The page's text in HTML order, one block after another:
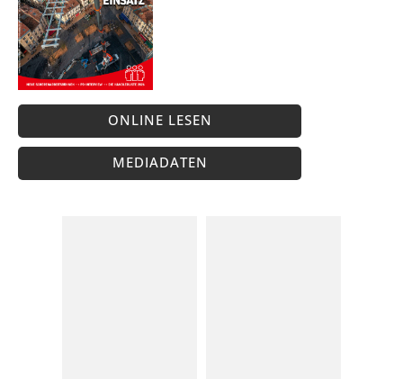
ONLINE LESEN
MEDIADATEN